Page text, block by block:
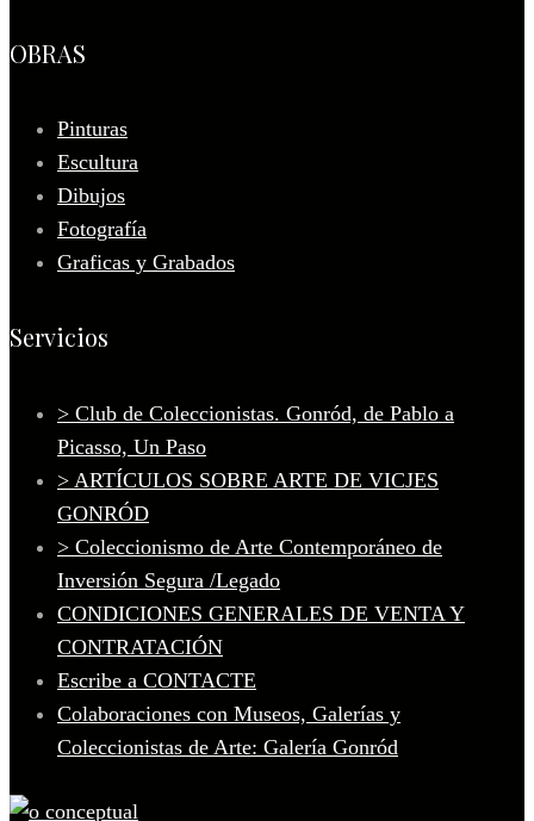
OBRAS
Pinturas
Escultura
Dibujos
Fotografía
Graficas y Grabados
Servicios
> Club de Coleccionistas. Gonród, de Pablo a
Picasso, Un Paso
> ARTÍCULOS SOBRE ARTE DE VICJES
GONRÓD
> Coleccionismo de Arte Contemporáneo de
Inversión Segura /Legado
CONDICIONES GENERALES DE VENTA Y
CONTRATACIÓN
Escribe a CONTACTE
Colaboraciones con Museos, Galerías y
Coleccionistas de Arte: Galería Gonród